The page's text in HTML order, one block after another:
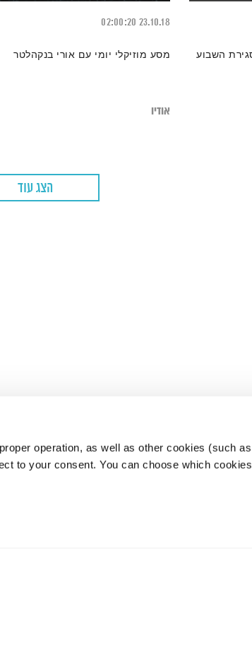
operation, as well as other cookies (such
to your consent. You can choose which
השבוע
23.10.18
02:00:20
מסע מוזיקלי יומי עם אורי בנקהלטר
אודיו
הצג עוד